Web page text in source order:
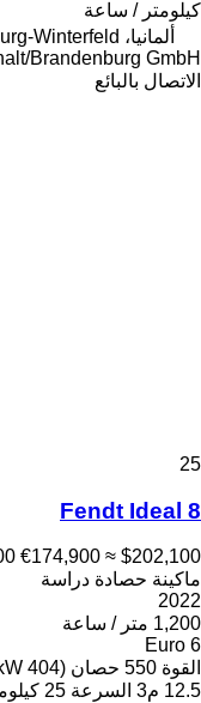
كيلومتر / ساعة
ألمانيا، Apenburg-Winterfeld
Brandenburg GmbH
الاتصال بالبائع
25
Fendt Ideal 8
€174,900 ≈ $202,100
ماكينة حصادة دراسة
2022
1,200 متر / ساعة
Euro 6
القوة 550 حصان (404 kW)
12.5 م3
السرعة 25 كيلومتر / ساعة